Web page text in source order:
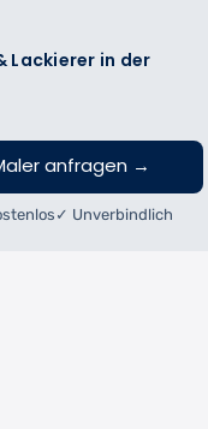
Lackierer in der
anfragen →
✓ Unverbindlich